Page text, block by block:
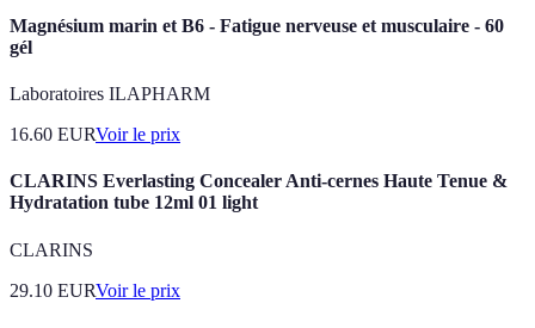
Magnésium marin et B6 - Fatigue nerveuse et musculaire - 60
gél
Laboratoires ILAPHARM
16.60 EURVoir le prix
CLARINS Everlasting Concealer Anti-cernes Haute Tenue &
Hydratation tube 12ml 01 light
CLARINS
29.10 EURVoir le prix